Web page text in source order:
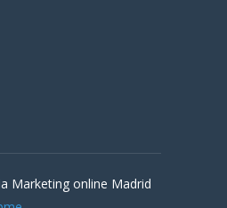
Marketing online Madrid